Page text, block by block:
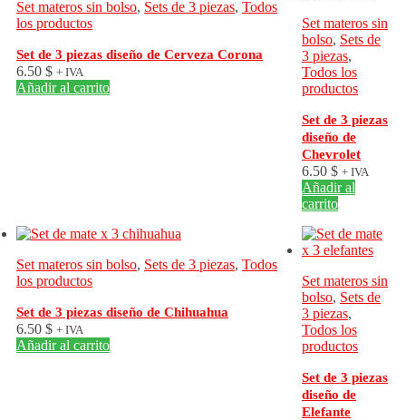
Set materos sin bolso, Sets de 3 piezas, Todos
los productos
Set de 3 piezas diseño de Cerveza Corona
6.50 $ + IVA
Añadir al carrito
Set materos sin
bolso, Sets de
3 piezas,
Todos los
productos
Set de 3 piezas
diseño de
Chevrolet
6.50 $ + IVA
Añadir al
carrito
Set materos sin bolso, Sets de 3 piezas, Todos
los productos
Set de 3 piezas diseño de Chihuahua
6.50 $ + IVA
Añadir al carrito
Set materos sin
bolso, Sets de
3 piezas,
Todos los
productos
Set de 3 piezas
diseño de
Elefante